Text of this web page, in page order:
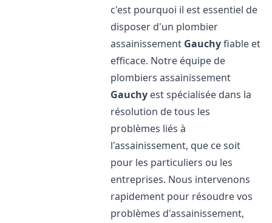
c'est pourquoi il est essentiel de
disposer d'un plombier
assainissement Gauchyfiable et
efficace. Notre équipe de
plombiers assainissement
Gauchy est spécialisée dans la
résolution de tous les
problèmes liés à
l'assainissement, que ce soit
pour les particuliers ou les
entreprises. Nous intervenons
rapidement pour résoudre vos
problèmes d'assainissement,